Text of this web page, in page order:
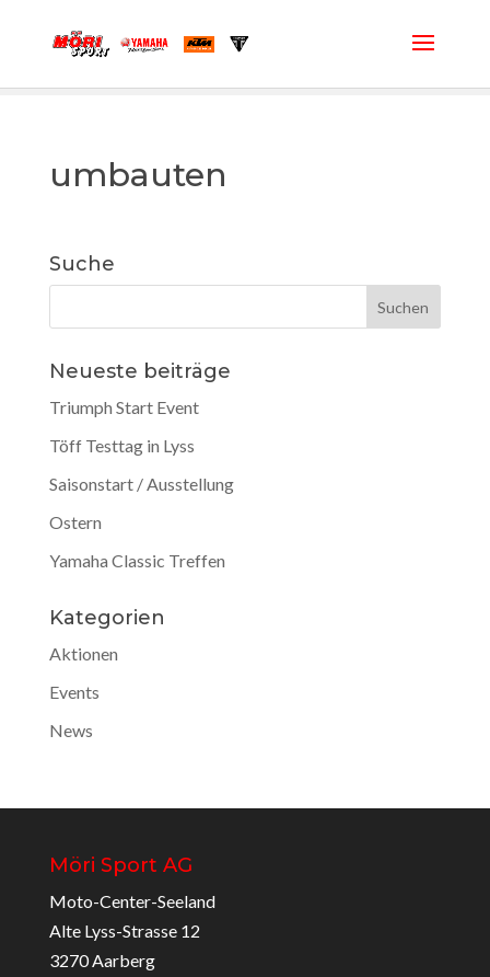
umbauten
Suche
Neueste beiträge
Triumph Start Event
Töff Testtag in Lyss
Saisonstart / Ausstellung
Ostern
Yamaha Classic Treffen
Kategorien
Aktionen
Events
News
Möri Sport AG
Moto-Center-Seeland
Alte Lyss-Strasse 12
3270 Aarberg